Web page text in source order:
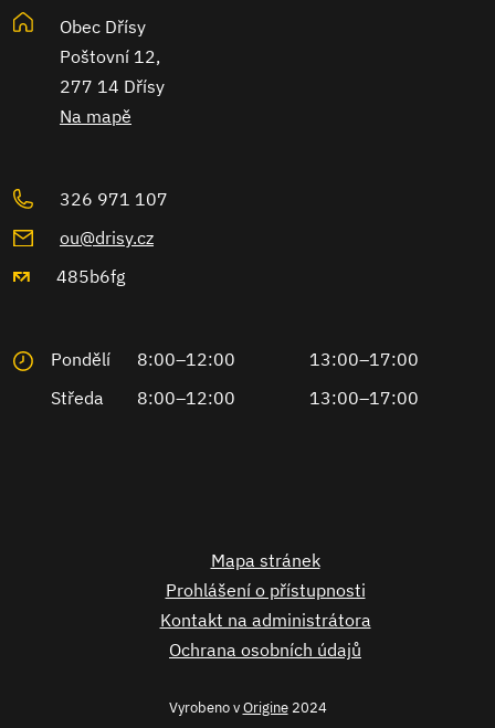
Obec Dřísy
Poštovní 12,
277 14 Dřísy
Na mapě
326 971 107
ou@drisy.cz
485b6fg
Pondělí 8:00–12:00
13:00–17:00
Středa
8:00–12:00 13:00–17:00
Mapa stránek
Prohlášení o přístupnosti
Kontakt na administrátora
Ochrana osobních údajů
Vyrobeno vOrigine2024